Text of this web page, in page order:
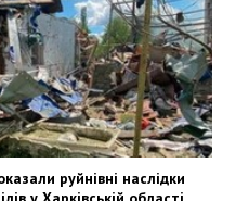
руйнівні наслідки